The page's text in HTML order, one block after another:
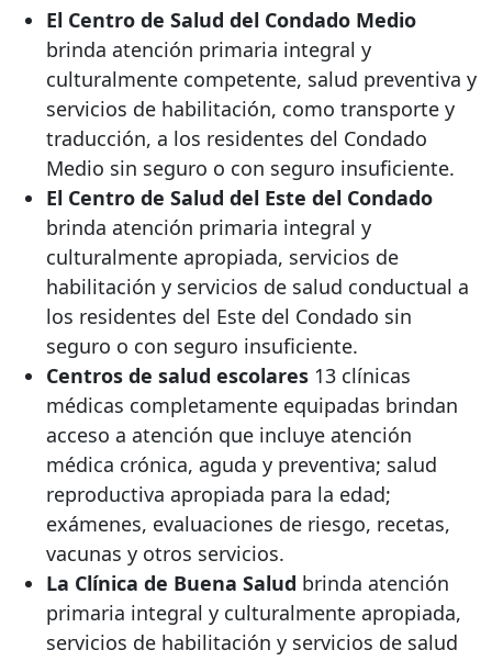
El Centro de Salud del Condado Medio
brinda atención primaria integral y
culturalmente competente, salud preventiva y
servicios de habilitación, como transporte y
traducción, a los residentes del Condado
Medio sin seguro o con seguro insuficiente.
El Centro de Salud del Este del Condado
brinda atención primaria integral y
culturalmente apropiada, servicios de
habilitación y servicios de salud conductual a
los residentes del Este del Condado sin
seguro o con seguro insuficiente.
Centros de salud escolares 13 clínicas
médicas completamente equipadas brindan
acceso a atención que incluye atención
médica crónica, aguda y preventiva; salud
reproductiva apropiada para la edad;
exámenes, evaluaciones de riesgo, recetas,
vacunas y otros servicios.
La Clínica de Buena Salud brinda atención
primaria integral y culturalmente apropiada,
servicios de habilitación y servicios de salud